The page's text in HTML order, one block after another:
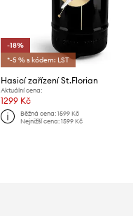
-18%
*-5 % s kódem: LST
Hasicí zařízení St.Florian
Aktuální cena:
1299 Kč
Běžná cena: 1599 Kč
Nejnižší cena: 1599 Kč